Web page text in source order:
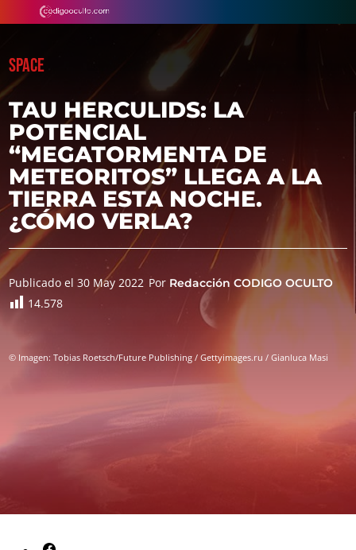
SPACE
TAU HERCULIDS: LA
POTENCIAL
“MEGATORMENTA DE
METEORITOS” LLEGA A LA
TIERRA ESTA NOCHE.
¿CÓMO VERLA?
Publicado el 30 May 2022 Por Redacción CODIGO OCULTO
14.578
© Imagen: Tobias Roetsch/Future Publishing / Gettyimages.ru / Gianluca Masi